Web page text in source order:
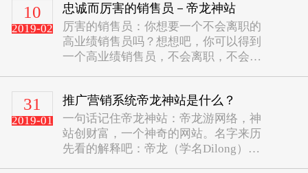
10
2019-02
忠诚而厉害的销售员－帝龙神站
厉害的销售员：你想要一个不会离职的
高业绩销售员吗？想想吧，你可以得到
一个高业绩销售员，不会离职，不会背
31
2019-01
推广营销系统帝龙神站是什么？
一句话记住帝龙神站：帝龙游网络，神
站创财富，一个神奇的网站。名字来历
先看的解释吧：帝龙（学名Dilong）